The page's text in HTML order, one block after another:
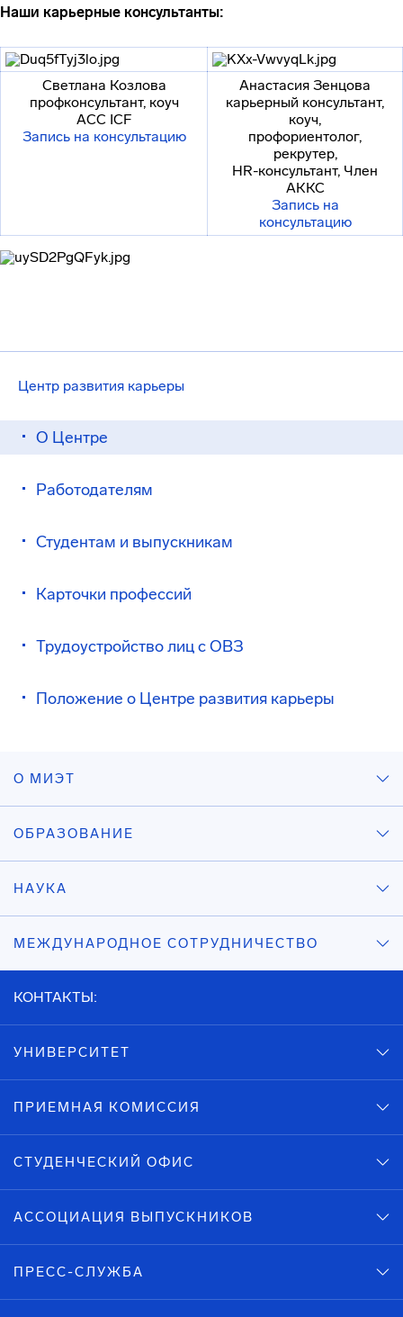
Центр развития карьеры
О Центре
Работодателям
Студентам и выпускникам
Карточки профессий
Трудоустройство лиц с ОВЗ
Положение о Центре развития карьеры
Наши карьерные консультанты:
Светлана Козлова
профконсультант, коуч
ACC ICF
Запись на консультацию
Анастасия Зенцова
карьерный консультант,
коуч,
профориентолог,
рекрутер,
HR-консультант, Член
АККС
Запись на
консультацию
О МИЭТ
ОБРАЗОВАНИЕ
НАУКА
МЕЖДУНАРОДНОЕ СОТРУДНИЧЕСТВО
КОНТАКТЫ:
УНИВЕРСИТЕТ
ПРИЕМНАЯ КОМИССИЯ
СТУДЕНЧЕСКИЙ ОФИС
АССОЦИАЦИЯ ВЫПУСКНИКОВ
ПРЕСС-СЛУЖБА